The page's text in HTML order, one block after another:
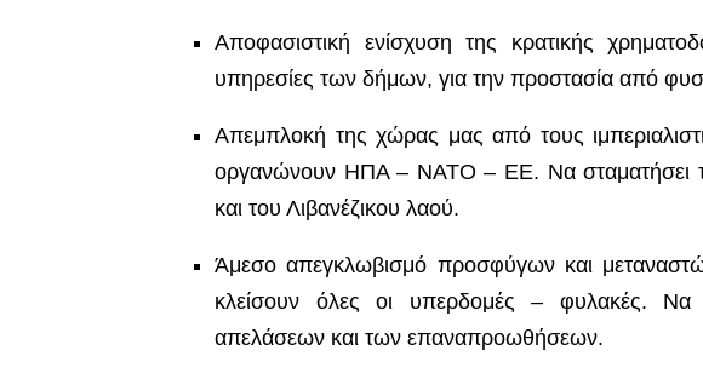
Αποφασιστική ενίσχυση της κρατικής
υπηρεσίες των δήμων, για την προστασία από
Απεμπλοκή της χώρας μας από τους
οργανώνουν ΗΠΑ – ΝΑΤΟ – ΕΕ. Να σταματήσει
και του Λιβανέζικου λαού.
Άμεσο απεγκλωβισμό προσφύγων και
κλείσουν όλες οι υπερδομές – φυλακές. Να
απελάσεων και των επαναπροωθήσεων.